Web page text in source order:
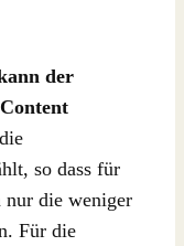
der
so dass für
die weniger
Für die